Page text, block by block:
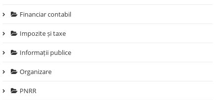
Financiar contabil
Impozite și taxe
Informații publice
Organizare
PNRR